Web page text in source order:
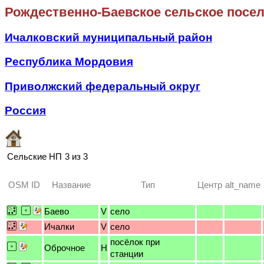
Рождественно-Баевское сельское
Ичалковский муниципальный район
Республика Мордовия
Приволжский федеральный округ
Россия
Сельские НП 3 из 3
OSM ID Название Тип Центр alt_name
Баево V село
Ичалки
V село
Оброчное H
посёлок при
станции